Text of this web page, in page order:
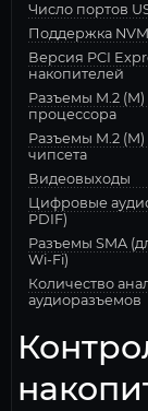
Число портов
Поддержка
Версия PCI
накопителей
Разъемы M.2
процессора
Разъемы M.2
чипсета
Видеовыходы
Цифровые
PDIF)
Разъемы SMA
Wi-Fi)
Количество
аудиоразъемов